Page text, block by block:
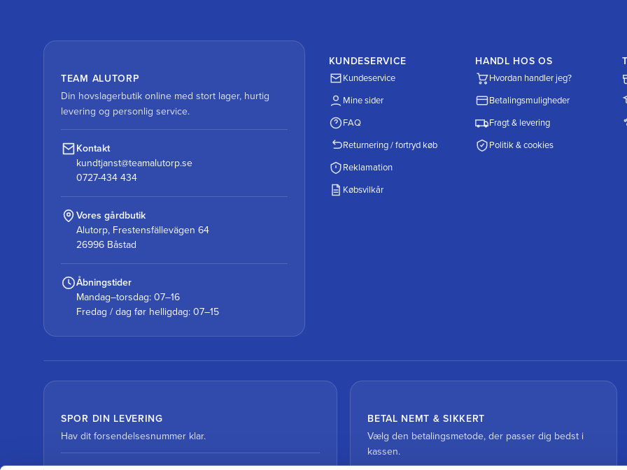
TEAM ALUTORP
Din hovslagerbutik online med stort lager, hurtig
levering og personlig service.
Kontakt
kundtjanst@teamalutorp.se
0727-434 434
Vores gårdbutik
Alutorp, Frestensfällevägen 64
26996 Båstad
Åbningstider
Mandag–torsdag: 07–16
Fredag / dag før helligdag: 07–15
KUNDESERVICE
Kundeservice
Mine sider
FAQ
Returnering / fortryd køb
Reklamation
Købsvilkår
HANDL HOS OS
Hvordan handler jeg?
Betalingsmuligheder
Fragt & levering
Politik & cookies
SPOR DIN LEVERING
Hav dit forsendelsesnummer klar.
BETAL NEMT & SIKKERT
Vælg den betalingsmetode, der passer dig bedst i
kassen.